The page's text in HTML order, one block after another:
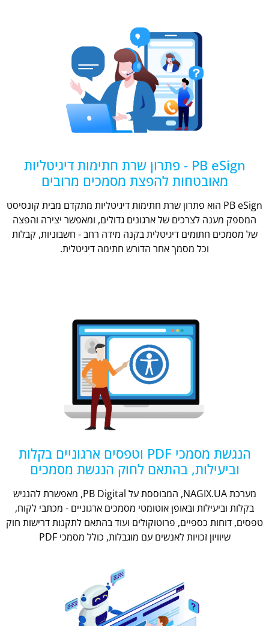
PB eSign - פתרון שרת חתימות דיגיטליות
מאובטחות להפצת מסמכים מרובים
PB eSign הוא פתרון שרת חתימות דיגיטליות מתקדם מבית קונסיסט
המספק מענה לצרכים של ארגונים גדולים, ומאפשר יצירה והפצה
של מסמכים חתומים דיגיטלית בקנה מידה רחב - חשבוניות, קבלות
וכל מסמך אחר הדורש חתימה דיגיטלית.
הנגשת מסמכי PDF וטפסים ארגוניים בקלות
וביעילות, בהתאם לחוק הנגשת מסמכים
מערכת NAGIX.UA, המבוססת על PB Digital, מאפשרת להנגיש
בקלות וביעילות ובאופן אוטומטי מסמכים ארגוניים - מכתבי לקוח,
טפסים, דוחות כספיים, פרוטוקולים ועוד בהתאם לתקנות דרישות חוק
שיוויון זכויות לאנשים עם מוגבלות, כולל מסמכי PDF